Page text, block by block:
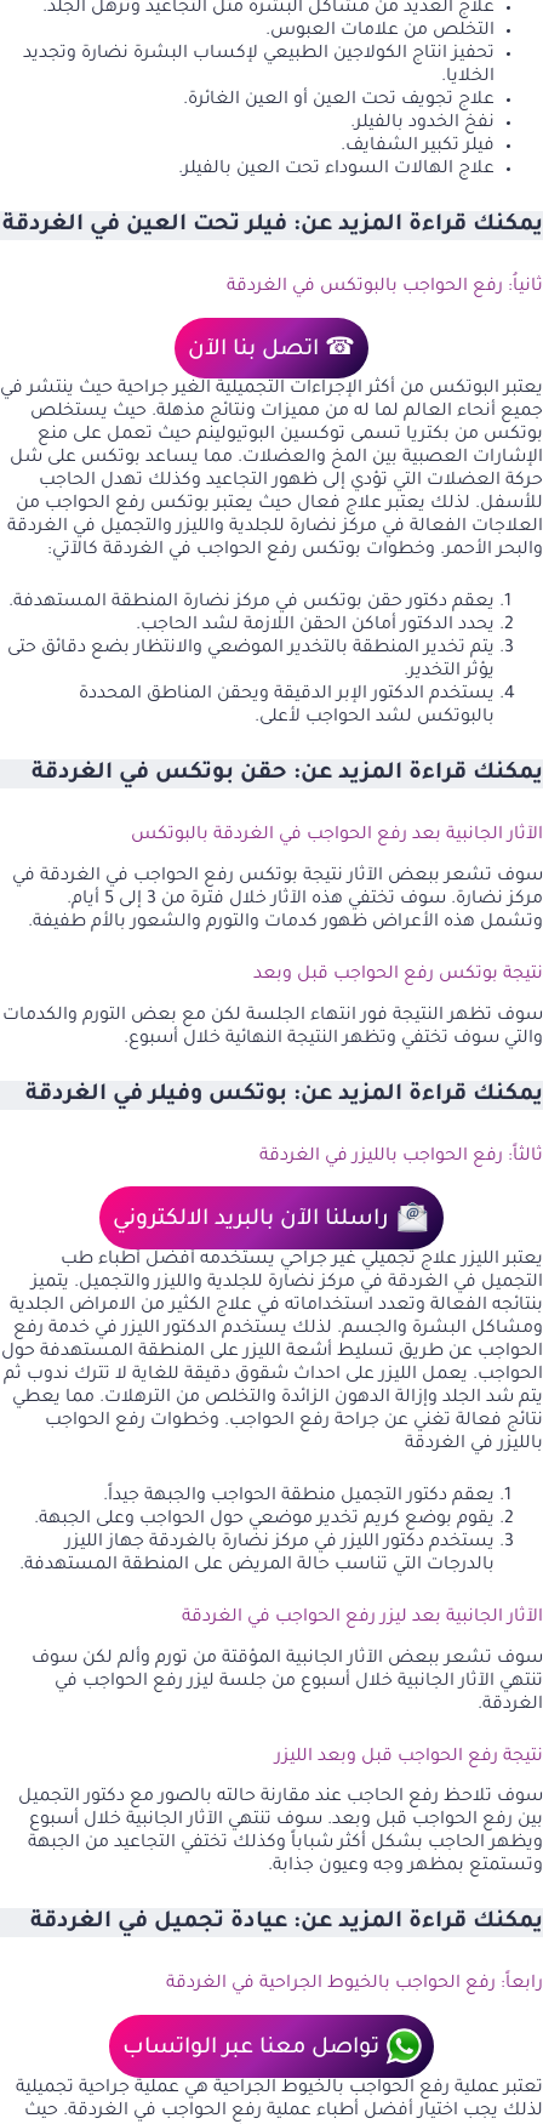
علاج العديد من مشاكل البشرة مثل التجاعيد وترهل الجلد.
التخلص من علامات العبوس.
تحفيز انتاج الكولاجين الطبيعي لإكساب البشرة نضارة وتجديد
الخلايا.
علاج تجويف تحت العين أو العين الغائرة.
نفخ الخدود بالفيلر.
فيلر تكبير الشفايف.
علاج الهالات السوداء تحت العين بالفيلر.
يمكنك قراءة المزيد عن: فيلر تحت العين في الغردقة
ثانياُ: رفع الحواجب بالبوتكس في الغردقة
☎ اتصل بنا الآن
يعتبر البوتكس من أكثر الإجراءات التجميلية الغير جراحية حيث ينتشر في
جميع أنحاء العالم لما له من مميزات ونتائج مذهلة. حيث يستخلص
بوتكس من بكتريا تسمى توكسين البوتيولينم حيث تعمل على منع
الإشارات العصبية بين المخ والعضلات. مما يساعد بوتكس على شل
حركة العضلات التي تؤدي إلى ظهور التجاعيد وكذلك تهدل الحاجب
للأسفل. لذلك يعتبر علاج فعال حيث يعتبر بوتكس رفع الحواجب من
العلاجات الفعالة في مركز نضارة للجلدية والليزر والتجميل في الغردقة
والبحر الأحمر. وخطوات بوتكس رفع الحواجب في الغردقة كالآتي:
يعقم دكتور حقن بوتكس في مركز نضارة المنطقة المستهدفة.
يحدد الدكتور أماكن الحقن اللازمة لشد الحاجب.
يتم تخدير المنطقة بالتخدير الموضعي والانتظار بضع دقائق حتى
يؤثر التخدير.
يستخدم الدكتور الإبر الدقيقة ويحقن المناطق المحددة
بالبوتكس لشد الحواجب لأعلى.
يمكنك قراءة المزيد عن: حقن بوتكس في الغردقة
الآثار الجانبية بعد رفع الحواجب في الغردقة بالبوتكس
سوف تشعر ببعض الآثار نتيجة بوتكس رفع الحواجب في الغردقة في
مركز نضارة. سوف تختفي هذه الآثار خلال فترة من 3 إلى 5 أيام.
وتشمل هذه الأعراض ظهور كدمات والتورم والشعور بالأم طفيفة.
نتيجة بوتكس رفع الحواجب قبل وبعد
سوف تظهر النتيجة فور انتهاء الجلسة لكن مع بعض التورم والكدمات
والتي سوف تختفي وتظهر النتيجة النهائية خلال أسبوع.
يمكنك قراءة المزيد عن: بوتكس وفيلر في الغردقة
ثالثاً: رفع الحواجب بالليزر في الغردقة
راسلنا الآن بالبريد الالكتروني
يعتبر الليزر علاج تجميلي غير جراحي يستخدمه أفضل أطباء طب
التجميل في الغردقة في مركز نضارة للجلدية والليزر والتجميل. يتميز
بنتائجه الفعالة وتعدد استخداماته في علاج الكثير من الامراض الجلدية
ومشاكل البشرة والجسم. لذلك يستخدم الدكتور الليزر في خدمة رفع
الحواجب عن طريق تسليط أشعة الليزر على المنطقة المستهدفة حول
الحواجب. يعمل الليزر على احداث شقوق دقيقة للغاية لا تترك ندوب ثم
يتم شد الجلد وإزالة الدهون الزائدة والتخلص من الترهلات. مما يعطي
نتائج فعالة تغني عن جراحة رفع الحواجب. وخطوات رفع الحواجب
بالليزر في الغردقة
يعقم دكتور التجميل منطقة الحواجب والجبهة جيداً.
يقوم بوضع كريم تخدير موضعي حول الحواجب وعلى الجبهة.
يستخدم دكتور الليزر في مركز نضارة بالغردقة جهاز الليزر
بالدرجات التي تناسب حالة المريض على المنطقة المستهدفة.
الآثار الجانبية بعد ليزر رفع الحواجب في الغردقة
سوف تشعر ببعض الآثار الجانبية المؤقتة من تورم وألم لكن سوف
تنتهي الآثار الجانبية خلال أسبوع من جلسة ليزر رفع الحواجب في
الغردقة.
نتيجة رفع الحواجب قبل وبعد الليزر
سوف تلاحظ رفع الحاجب عند مقارنة حالته بالصور مع دكتور التجميل
بين رفع الحواجب قبل وبعد. سوف تنتهي الآثار الجانبية خلال أسبوع
ويظهر الحاجب بشكل أكثر شباباً وكذلك تختفي التجاعيد من الجبهة
وتستمتع بمظهر وجه وعيون جذابة.
يمكنك قراءة المزيد عن: عيادة تجميل في الغردقة
رابعاً: رفع الحواجب بالخيوط الجراحية في الغردقة
تواصل معنا عبر الواتساب
تعتبر عملية رفع الحواجب بالخيوط الجراحية هي عملية جراحية تجميلية
لذلك يجب اختيار أفضل أطباء عملية رفع الحواجب في الغردقة. حيث